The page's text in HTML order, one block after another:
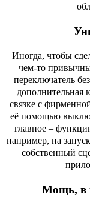
Иногда, чтобы
чем-то
переключатель
дополнительная
связке с
её помощью
главное –
например, на
собственный
Мощь, в